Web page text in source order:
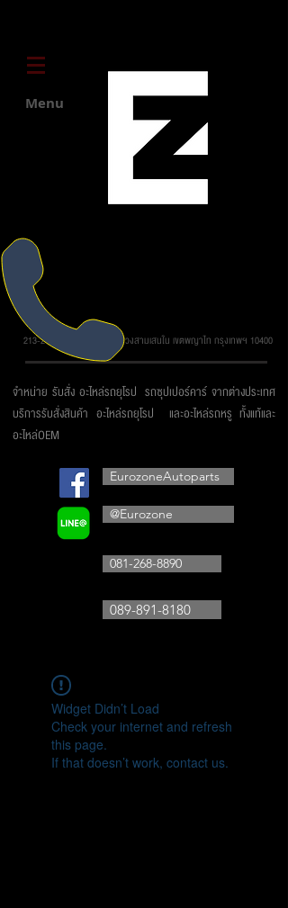
Menu
213-215 ถ.วิภาวดี รังสิต แขวงสามเสนใน เขตพญาไท กรุงเทพฯ 10400
จำหน่าย รับสั่ง อะไหล่รถยุโรป รถซุปเปอร์คาร์ จากต่างประเทศ
บริการรับสั่งสินค้า อะไหล่รถยุโรป และอะไหล่รถหรู ทั้งแท้และ
อะไหล่OEM
EurozoneAutoparts
@Eurozone
081-268-8890
089-891-8180
Widget Didn’t Load
Check your internet and refresh
this page.
If that doesn’t work, contact us.